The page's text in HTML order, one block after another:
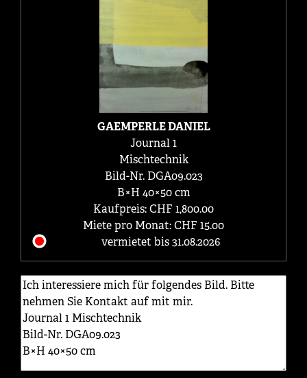
GAEMPERLE DANIEL
Journal 1
Mischtechnik
Bild-Nr. DGA09.023
B×H 40×50 cm
Kaufpreis: CHF 1,800.00
Miete pro Monat: CHF 15.00
vermietet bis 31.08.2026